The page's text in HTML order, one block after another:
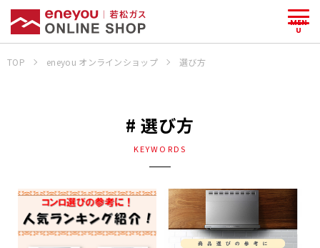
MEN
U
TOP eneyou オンラインショップ 選び方
# 選び方
KEYWORDS